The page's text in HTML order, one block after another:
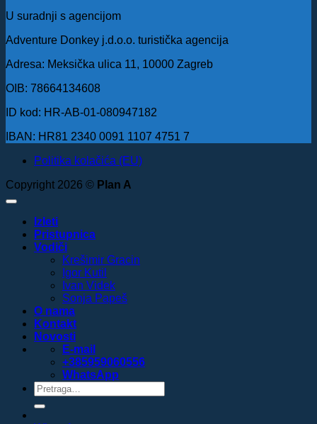
U suradnji s agencijom
Adventure Donkey j.d.o.o. turistička agencija
Adresa: Meksička ulica 11, 10000 Zagreb
OIB: 78664134608
ID kod: HR-AB-01-080947182
IBAN: HR81 2340 0091 1107 4751 7
Politika kolačića (EU)
Copyright 2026 © Plan A
Izleti
Pristupnica
Vodiči
Krešimir Gracin
Igor Kutil
Ivan Videk
Sonja Papeš
O nama
Kontakt
Novosti
E-mail
+385959060556
WhatsApp
Pretraži: